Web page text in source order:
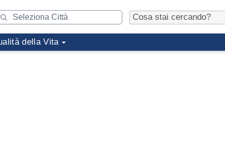
della Vita